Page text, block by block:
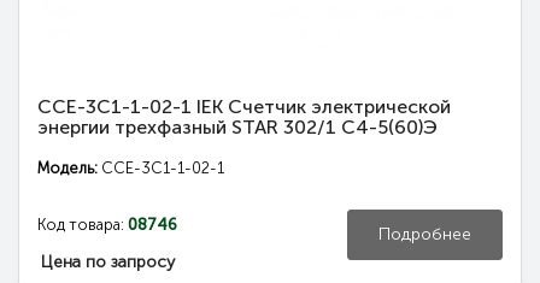
CCE-3C1-1-02-1 IEK Счетчик электрической
энергии трехфазный STAR 302/1 С4-5(60)Э
Модель: CCE-3C1-1-02-1
Код товара: 08746
Цена по запросу
Подробнее